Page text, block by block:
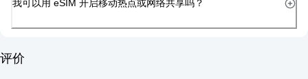
我可以用 eSIM 开启移动热点或网络共享吗？
评价